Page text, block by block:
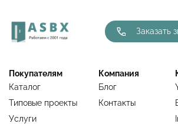
Покупателям
Каталог
Типовые проекты
Услуги
Компания
Блог
Контакты
Заказать